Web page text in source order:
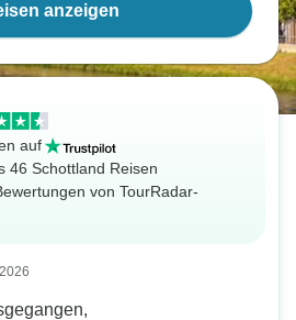
anzeigen
auf
46 Schottland Reisen
von TourRadar-